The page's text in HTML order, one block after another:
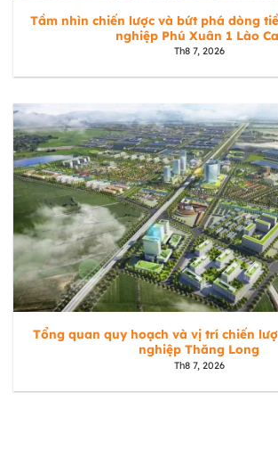
Tầm nhìn chiến lược và bứt phá dòng
nghiệp Phú Xuân 1 Lào
Th8 7, 2026
Tổng quan quy hoạch và vị trí chiến
nghiệp Thăng Long
Th8 7, 2026